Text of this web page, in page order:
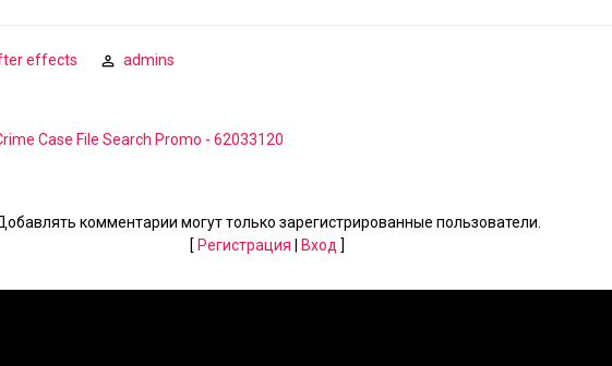
effects
admins
Case File Search Promo - 62033120
комментарии могут только зарегистрированные пользователи.
[ Регистрация Вход ]